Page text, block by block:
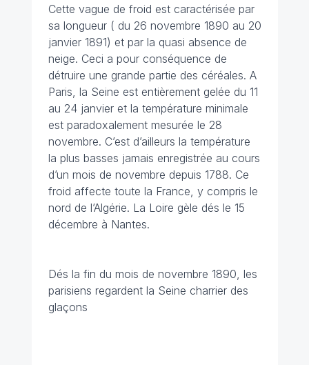
Cette vague de froid est caractérisée par
sa longueur ( du 26 novembre 1890 au 20
janvier 1891) et par la quasi absence de
neige. Ceci a pour conséquence de
détruire une grande partie des céréales. A
Paris, la Seine est entièrement gelée du 11
au 24 janvier et la température minimale
est paradoxalement mesurée le 28
novembre. C’est d’ailleurs la température
la plus basses jamais enregistrée au cours
d’un mois de novembre depuis 1788. Ce
froid affecte toute la France, y compris le
nord de l’Algérie. La Loire gèle dés le 15
décembre à Nantes.
Dés la fin du mois de novembre 1890, les
parisiens regardent la Seine charrier des
glaçons